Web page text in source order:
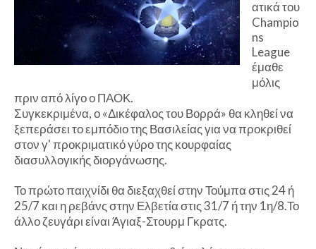
ατικά του
Champio
ns
League
έμαθε
μόλις
πριν από λίγο ο ΠΑΟΚ.
Συγκεκριμένα, ο «Δικέφαλος του Βορρά» θα κληθεί να
ξεπεράσει το εμπόδιο της Βασιλείας για να προκριθεί
στον γ' προκριματικό γύρο της κουρφαίας
διασυλλογικής διοργάνωσης.
Το πρώτο παιχνίδι θα διεξαχθεί στην Τούμπα στις 24 ή
25/7 και η ρεβάνς στην Ελβετία στις 31/7 ή την 1η/8.Το
άλλο ζευγάρι είναι Άγιαξ-Στουρμ Γκρατς.